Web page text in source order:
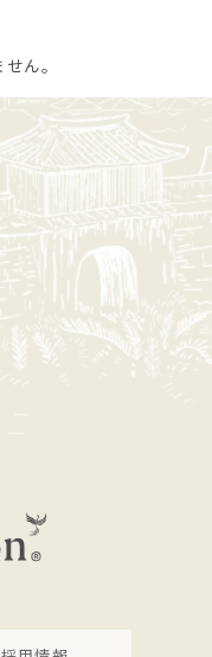
ん。